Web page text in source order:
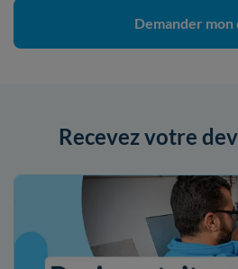
Demander mon
Recevez votre